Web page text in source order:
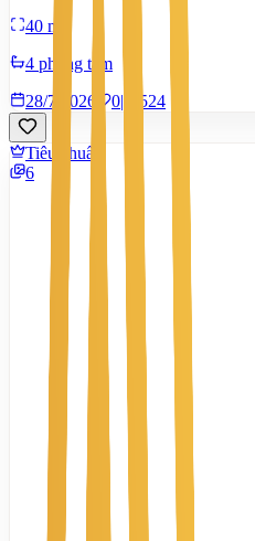
40 m²
4 phòng tắm
28/7/2026
0| 524
Tiêu chuẩn
6